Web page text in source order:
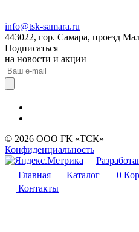
info@tsk-samara.ru
443022, гор. Самара, проезд
Подписаться
на новости и акции
© 2026 ООО ГК «ТСК»
Конфиденциальность
Главная
Каталог 0
Контакты